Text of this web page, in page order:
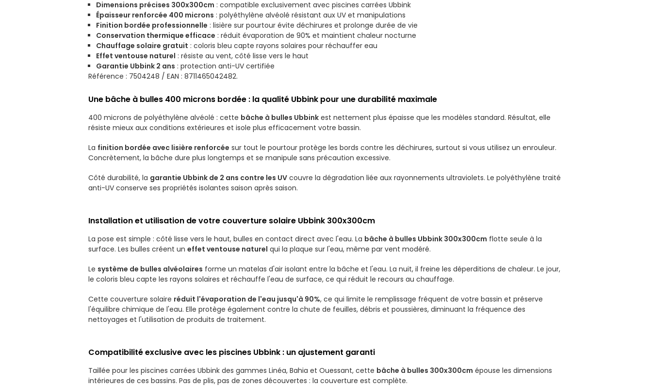
Dimensions précises 300x300cm : compatible exclusivement avec piscines carrées Ubbink
Épaisseur renforcée 400 microns : polyéthylène alvéolé résistant aux UV et manipulations
Finition bordée professionnelle : lisière sur pourtour évite déchirures et prolonge durée de vie
Conservation thermique efficace : réduit évaporation de 90% et maintient chaleur nocturne
Chauffage solaire gratuit : coloris bleu capte rayons solaires pour réchauffer eau
Effet ventouse naturel : résiste au vent, côté lisse vers le haut
Garantie Ubbink 2 ans : protection anti-UV certifiée
Référence : 7504248 / EAN : 8711465042482.
Une bâche à bulles 400 microns bordée : la qualité Ubbink pour une durabilité maximale
400 microns de polyéthylène alvéolé : cette bâche à bulles Ubbink est nettement plus épaisse que les modèles standard. Résultat, elle
résiste mieux aux conditions extérieures et isole plus efficacement votre bassin.
La finition bordée avec lisière renforcée sur tout le pourtour protège les bords contre les déchirures, surtout si vous utilisez un enrouleur.
Concrètement, la bâche dure plus longtemps et se manipule sans précaution excessive.
Côté durabilité, la garantie Ubbink de 2 ans contre les UV couvre la dégradation liée aux rayonnements ultraviolets. Le polyéthylène traité
anti-UV conserve ses propriétés isolantes saison après saison.
Installation et utilisation de votre couverture solaire Ubbink 300x300cm
La pose est simple : côté lisse vers le haut, bulles en contact direct avec l'eau. La bâche à bulles Ubbink 300x300cm flotte seule à la
surface. Les bulles créent un effet ventouse naturel qui la plaque sur l'eau, même par vent modéré.
Le système de bulles alvéolaires forme un matelas d'air isolant entre la bâche et l'eau. La nuit, il freine les déperditions de chaleur. Le jour,
le coloris bleu capte les rayons solaires et réchauffe l'eau de surface, ce qui réduit le recours au chauffage.
Cette couverture solaire réduit l'évaporation de l'eau jusqu'à 90%, ce qui limite le remplissage fréquent de votre bassin et préserve
l'équilibre chimique de l'eau. Elle protège également contre la chute de feuilles, débris et poussières, diminuant la fréquence des
nettoyages et l'utilisation de produits de traitement.
Compatibilité exclusive avec les piscines Ubbink : un ajustement garanti
Taillée pour les piscines carrées Ubbink des gammes Linéa, Bahia et Ouessant, cette bâche à bulles 300x300cm épouse les dimensions
intérieures de ces bassins. Pas de plis, pas de zones découvertes : la couverture est complète.